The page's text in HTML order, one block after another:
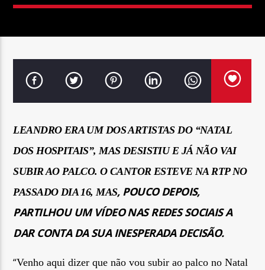
97.1FM E 107.8 FM
Rádio No ar
LEANDRO ERA UM DOS ARTISTAS DO “NATAL
DOS HOSPITAIS”, MAS DESISTIU E JÁ NÃO VAI
SUBIR AO PALCO. O CANTOR ESTEVE NA RTP NO
PASSADO DIA 16, MAS, POUCO DEPOIS,
PARTILHOU UM VÍDEO NAS REDES SOCIAIS A
DAR CONTA DA SUA INESPERADA DECISÃO.
“Venho aqui dizer que não vou subir ao palco no Natal